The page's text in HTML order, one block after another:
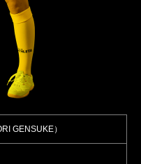
GENSUKE）